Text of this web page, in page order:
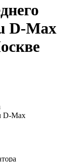
D-Max
D-Max